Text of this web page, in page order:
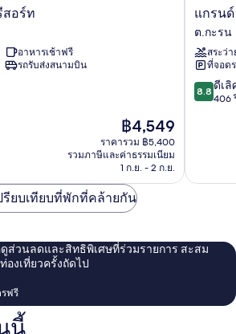
สอร์ท
อาหารเช้าฟรี
รถรับส่งสนามบิน
ราคา
ปัจจุบัน
คือ
฿4,549
฿4,549
ราคารวม ฿5,400
รวมภาษีและค่าธรรมเนียม
1 ก.ย. - 2 ก.ย.
แก
กะตะ
วี
ไอพี
-
หาด
แกรน
ต.กะรน
สระว่
ที่จอด
8.8
จาก
8.8 ดีเลิ
406
รียบเทียบที่พักที่คล้ายกัน
ดูส่วนลดและสิทธิพิเศษที่ร่วมรายการ สะสม
องเที่ยวครั้งถัดไป
ฟรี